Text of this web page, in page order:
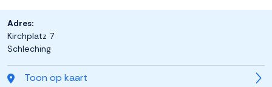
Toon op kaart
Adres:
Kirchplatz 7
Schleching